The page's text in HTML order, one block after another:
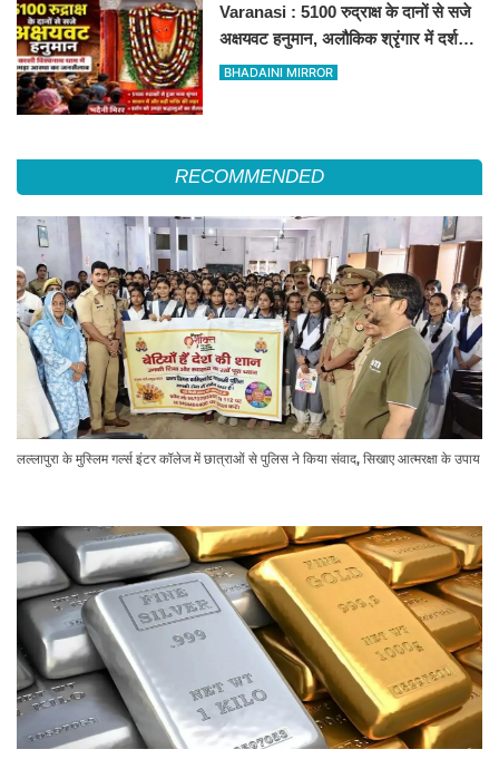
Varanasi : 5100 रुद्राक्ष के दानों से सजे
अक्षयवट हनुमान, अलौकिक श्रृंगार में दर्शन
कर भक्त निहाल
BHADAINI MIRROR
RECOMMENDED
लल्लापुरा के मुस्लिम गर्ल्स इंटर कॉलेज में छात्राओं से पुलिस ने किया संवाद, सिखाए आत्मरक्षा के उपाय